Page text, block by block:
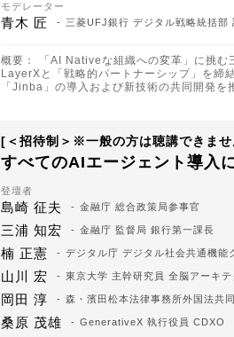
モデレーター
青木 匠 三菱UFJ銀行 デジタル戦略統括部
概要： 「AI Nativeな組織への変革」に挑む
LayerXと「戦略的パートナーシップ」を締
「Jinba」の導入および新技術の共同開発
＜招待制＞※一般の方は聴講できま
すべてのAIエージェント導入
登壇者
島崎 征夫 金融庁 総合政策局参事官
三浦 知宏 金融庁 監督局 銀行第一課長
楠 正憲 デジタル庁 デジタル社会共通機能
山川 宏 東京大学 主幹研究員 全脳アーキ
岡田 淳 森・濱田松本法律事務所外国法共
桑原 茂雄 GenerativeX 執行役員 CDXO